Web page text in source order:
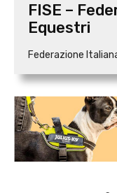
FISE –
Equestri
Federazione